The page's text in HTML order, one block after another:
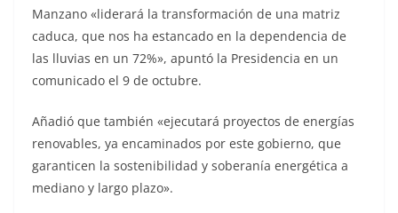
Manzano «liderará la transformación de una matriz
caduca, que nos ha estancado en la dependencia de
las lluvias en un 72%», apuntó la Presidencia en un
comunicado el 9 de octubre.
Añadió que también «ejecutará proyectos de energías
renovables, ya encaminados por este gobierno, que
garanticen la sostenibilidad y soberanía energética a
mediano y largo plazo».